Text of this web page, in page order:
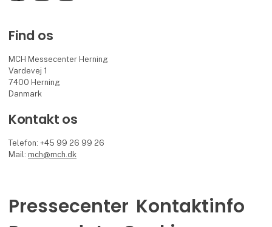
Find os
MCH Messecenter Herning
Vardevej 1
7400 Herning
Danmark
Kontakt os
Telefon: +45 99 26 99 26
Mail: mch@mch.dk
Pressecenter Kontaktinfo